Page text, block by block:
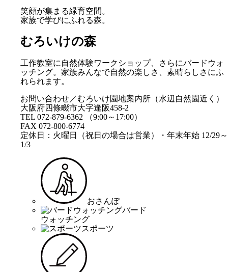
笑顔が集まる緑育空間。
家族で学びにふれる森。
むろいけの森
工作教室に自然体験ワークショップ、さらにバードウォ
ッチング。家族みんなで自然の楽しさ、素晴らしさにふ
れられます。
お問い合わせ／むろいけ園地案内所（水辺自然園近く）
大阪府四條畷市大字逢阪458-2
TEL 072-879-6362 （9:00～17:00）
FAX 072-800-6774
定休日：火曜日（祝日の場合は営業）・年末年始 12/29～
1/3
おさんぽ
バード
ウォッチング
スポーツ